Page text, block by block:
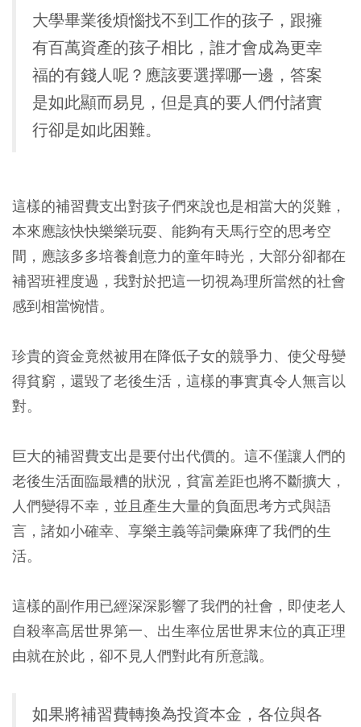
大學畢業後煩惱找不到工作的孩子，跟擁
有百萬資產的孩子相比，誰才會成為更幸
福的有錢人呢？應該要選擇哪一邊，答案
是如此顯而易見，但是真的要人們付諸實
行卻是如此困難。
這樣的補習費支出對孩子們來說也是相當大的災難，
本來應該快快樂樂玩耍、能夠有天馬行空的思考空
間，應該多多培養創意力的童年時光，大部分卻都在
補習班裡度過，我對於把這一切視為理所當然的社會
感到相當惋惜。
珍貴的資金竟然被用在降低子女的競爭力、使父母變
得貧窮，還毀了老後生活，這樣的事實真令人無言以
對。
巨大的補習費支出是要付出代價的。這不僅讓人們的
老後生活面臨最糟的狀況，貧富差距也將不斷擴大，
人們變得不幸，並且產生大量的負面思考方式與語
言，諸如小確幸、享樂主義等詞彙麻痺了我們的生
活。
這樣的副作用已經深深影響了我們的社會，即使老人
自殺率高居世界第一、出生率位居世界末位的真正理
由就在於此，卻不見人們對此有所意識。
如果將補習費轉換為投資本金，各位與各